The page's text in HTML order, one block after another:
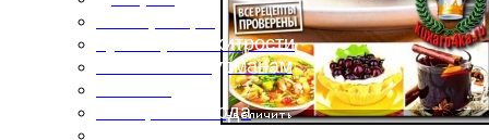
Кулинарные хитрости
Маленьким гурманам
Овощные блюда